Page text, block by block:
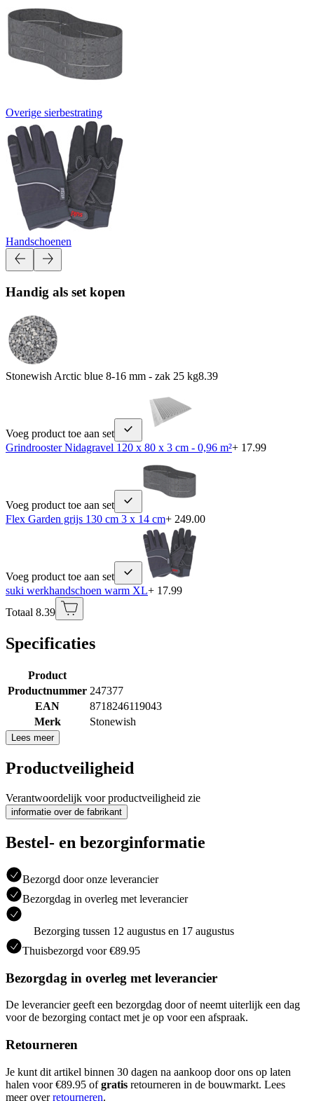
Overige sierbestrating
Handschoenen
Handig als set kopen
Stonewish Arctic blue 8-16 mm - zak 25 kg8.39
Voeg product toe aan set
Grindrooster Nidagravel 120 x 80 x 3 cm - 0,96 m²+ 17.99
Voeg product toe aan set
Flex Garden grijs 130 cm 3 x 14 cm+ 249.00
Voeg product toe aan set
suki werkhandschoen warm XL+ 17.99
Totaal 8.39
Specificaties
Product
Productnummer 247377
EAN
8718246119043
Merk
Stonewish
Lees meer
Productveiligheid
Verantwoordelijk voor productveiligheid zie
informatie over de fabrikant
Bestel- en bezorginformatie
Bezorgd door onze leverancier
Bezorgdag in overleg met leverancier
Bezorging tussen 12 augustus en 17 augustus
Thuisbezorgd voor €89.95
Bezorgdag in overleg met leverancier
De leverancier geeft een bezorgdag door of neemt uiterlijk een dag
voor de bezorging contact met je op voor een afspraak.
Retourneren
Je kunt dit artikel binnen 30 dagen na aankoop door ons op laten
halen voor €89.95 ofgratis retourneren in de bouwmarkt. Lees
meer overretourneren.